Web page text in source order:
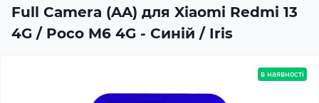
Full Camera (AA) для Xiaomi Redmi 13
4G / Poco M6 4G - Синій / Iris
в наявності